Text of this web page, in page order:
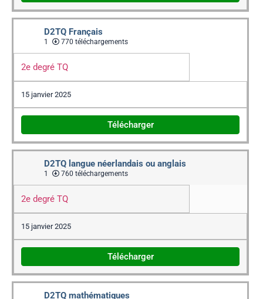
D2TQ Français
1 770 téléchargements
2e degré TQ
15 janvier 2025
Télécharger
D2TQ langue néerlandais ou anglais
1 760 téléchargements
2e degré TQ
15 janvier 2025
Télécharger
D2TQ mathématiques